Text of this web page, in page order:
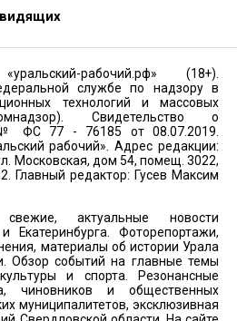
рабочий.рф» (18+).
службе по надзору в
технологий и массовых
Свидетельство о
ФС 77 - 76185 от 08.07.2019.
рабочий». Адрес редакции:
Московская, дом 54, помещ. 3022,
Главный редактор: Гусев Максим
актуальные новости
Екатеринбурга. Фоторепортажи,
материалы об истории Урала
Обзор событий на главные темы
и спорта. Резонансные
чиновников и общественных
муниципалитетов, эксклюзивная